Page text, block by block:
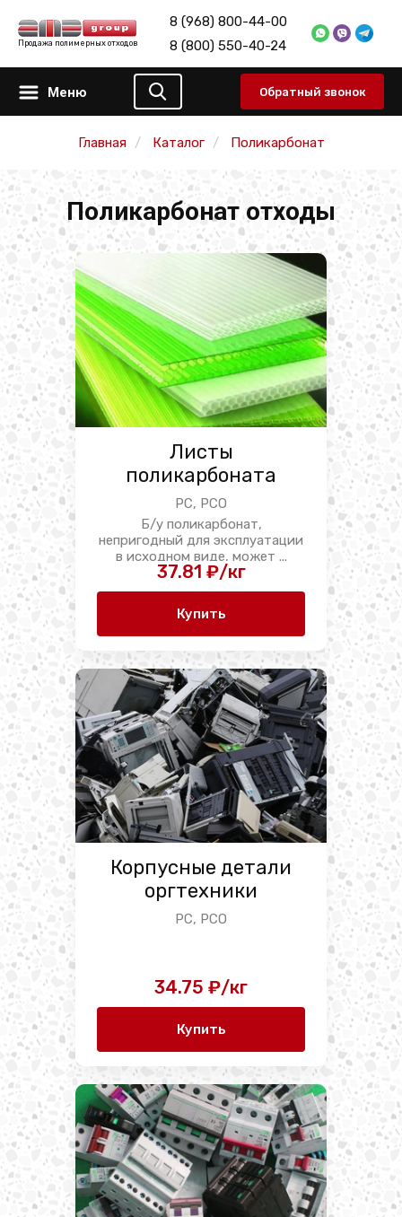
Продажа полимерных отходов
8 (968) 800-44-00
8 (800) 550-40-24
Меню Обратный звонок
Главная Каталог Поликарбонат
Поликарбонат отходы
Листы
поликарбоната
PC, PCO
Б/у поликарбонат,
непригодный для эксплуатации
в исходном виде, может ...
37.81 ₽/кг
Купить
Корпусные детали
оргтехники
PC, PCO
34.75 ₽/кг
Купить